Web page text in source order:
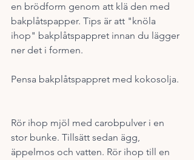
en brödform genom att klä den med
bakplåtspapper. Tips är att "knöla
ihop" bakplåtspappret innan du lägger
ner det i formen.
Pensa bakplåtspappret med kokosolja.
Rör ihop mjöl med carobpulver i en
stor bunke. Tillsätt sedan ägg,
äppelmos och vatten. Rör ihop till en